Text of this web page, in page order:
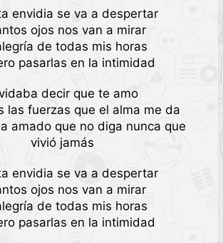
envidia se va a despertar
ojos nos van a mirar
de todas mis horas
pasarlas en la intimidad
decir que te amo
las fuerzas que el alma me da
amado que no diga nunca que
vivió jamás
envidia se va a despertar
ojos nos van a mirar
de todas mis horas
pasarlas en la intimidad